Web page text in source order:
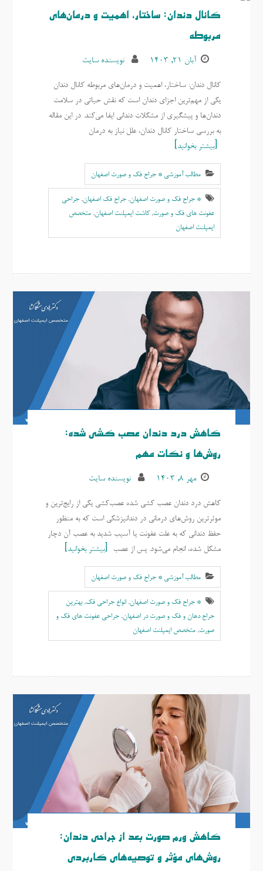
کانال دندان: ساختار، اهمیت و درمان‌های
مربوطه
آبان ۲۱, ۱۴۰۳ نویسنده سایت
کانال دندان: ساختار، اهمیت و درمان‌های مربوطه کانال دندان
یکی از مهم‌ترین اجزای دندان است که نقش حیاتی در سلامت
دندان‌ها و پیشگیری از مشکلات دندانی ایفا می‌کند. در این مقاله
به بررسی ساختار کانال دندان، علل نیاز به درمان
بیشتر بخوانید
مطالب آموزشی * جراح فک و صورت اصفهان
* جراح فک و صورت اصفهان, جراح فک اصفهان, جراحی
عفونت های فک و صورت,کاشت ایمپلنت اصفهان, متخصص
ايمپلنت اصفهان
کاهش درد دندان عصب‌ کشی شده:
روش‌ها و نکات مهم
مهر ۸, ۱۴۰۳ نویسنده سایت
کاهش درد دندان عصب‌ کشی شده عصب‌کشی یکی از رایج‌ترین و
موثرترین روش‌های درمانی در دندانپزشکی است که به منظور
حفظ دندانی که به علت عفونت یا آسیب شدید به عصب آن دچار
مشکل شده، انجام می‌شود. پس از عصب
بیشتر بخوانید
مطالب آموزشی * جراح فک و صورت اصفهان
* جراح فک و صورت اصفهان, انواع جراحی فک,بهترين
جراح دهان و فک و صورت در اصفهان, جراحی عفونت های فک و
صورت, متخصص ايمپلنت اصفهان
کاهش ورم صورت بعد از جراحی دندان:
روش‌های مؤثر و توصیه‌های کاربردی